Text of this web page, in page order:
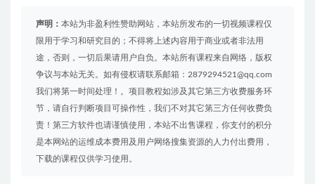
声明： 本站为非盈利性赞助网站，本站所发布的一切视频课程仅
限用于学习和研究目的；不得将上述内容用于商业或者非法用
途，否则，一切后果请用户自负。本站所有课程来自网络，版权
争议与本站无关。如有侵权请联系邮箱：2879294521@qq.com
我们将第一时间处理！。项目教程如涉及其它第三方收费服务环
节，请自行判断项目可操作性，我们不对其它第三方任何收费负
责！第三方软件也请谨慎使用，本站不出售课程，你支付的积分
是本网站的运维成本费用及用户网络搜集资源的人力付出费用，
下载的课程仅供学习使用。